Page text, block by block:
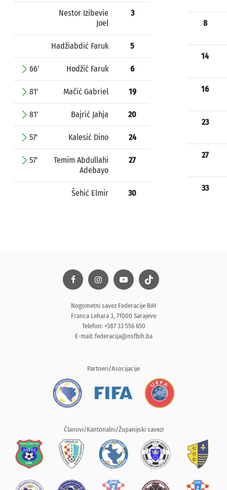
Nestor Izibevie
Joel
3
Hadžiabdić Faruk 5
66' Hodžić Faruk 6
81' Mačić Gabriel 19
81' Bajrić Jahja 20
57' Kalesić Dino 24
57'
Temim Abdullahi
Adebayo
27
Šehić Elmir 30
8
14
16
23
27
33
Nogometni savez Federacije BiH
Franca Lehara 3, 71000 Sarajevo
Telefon: +387 33 556 650
E-mail: federacija@nsfbih.ba
Partneri/Asocijacije
Članovi/Kantonalni/Županijski savezi